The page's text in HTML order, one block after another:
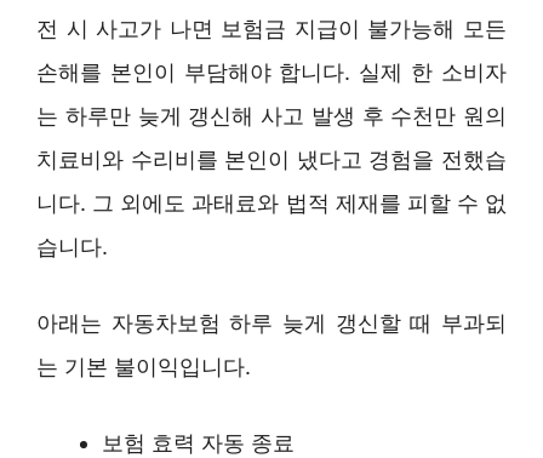
전 시 사고가 나면 보험금 지급이 불가능해 모든
손해를 본인이 부담해야 합니다. 실제 한 소비자
는 하루만 늦게 갱신해 사고 발생 후 수천만 원의
치료비와 수리비를 본인이 냈다고 경험을 전했습
니다. 그 외에도 과태료와 법적 제재를 피할 수 없
습니다.
아래는 자동차보험 하루 늦게 갱신할 때 부과되
는 기본 불이익입니다.
보험 효력 자동 종료